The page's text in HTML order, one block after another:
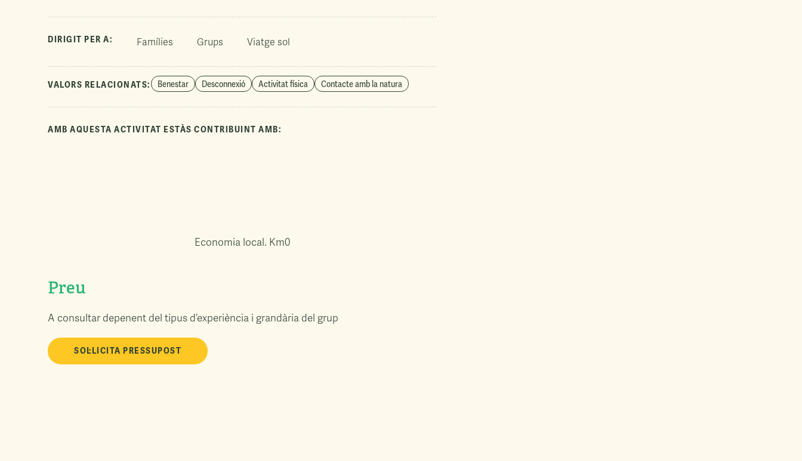
DIRIGIT PER A: Famílies Grups Viatge sol
VALORS RELACIONATS: Benestar Desconnexió Activitat física Contacte amb la natura
AMB AQUESTA ACTIVITAT ESTÀS CONTRIBUINT AMB:
Economia local. Km0
Preu
A consultar depenent del tipus d’experiència i grandària del grup
SOL·LICITA PRESSUPOST